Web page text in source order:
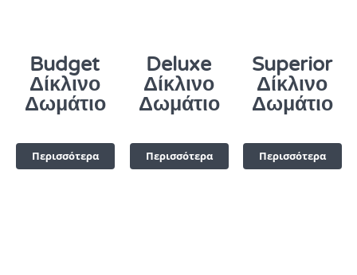
Budget
Δίκλινο
Δωμάτιο
Περισσότερα
Deluxe
Δίκλινο
Δωμάτιο
Περισσότερα
Superior
Δίκλινο
Δωμάτιο
Περισσότερα